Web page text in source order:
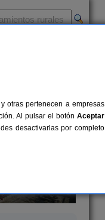
otras pertenecen a empresas
Al pulsar el botón Aceptar
desactivarlas por completo